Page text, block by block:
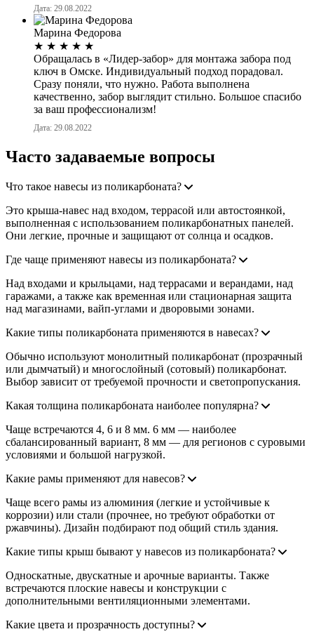
Дата: 29.08.2022
Марина Федорова
★ ★ ★ ★ ★
Обращалась в «Лидер-забор» для монтажа забора под
ключ в Омске. Индивидуальный подход порадовал.
Сразу поняли, что нужно. Работа выполнена
качественно, забор выглядит стильно. Большое спасибо
за ваш профессионализм!
Дата: 29.08.2022
Часто задаваемые вопросы
Что такое навесы из поликарбоната?
Это крыша-навес над входом, террасой или автостоянкой,
выполненная с использованием поликарбонатных панелей.
Они легкие, прочные и защищают от солнца и осадков.
Где чаще применяют навесы из поликарбоната?
Над входами и крыльцами, над террасами и верандами, над
гаражами, а также как временная или стационарная защита
над магазинами, вайп-углами и дворовыми зонами.
Какие типы поликарбоната применяются в навесах?
Обычно используют монолитный поликарбонат (прозрачный
или дымчатый) и многослойный (сотовый) поликарбонат.
Выбор зависит от требуемой прочности и светопропускания.
Какая толщина поликарбоната наиболее популярна?
Чаще встречаются 4, 6 и 8 мм. 6 мм — наиболее
сбалансированный вариант, 8 мм — для регионов с суровыми
условиями и большой нагрузкой.
Какие рамы применяют для навесов?
Чаще всего рамы из алюминия (легкие и устойчивые к
коррозии) или стали (прочнее, но требуют обработки от
ржавчины). Дизайн подбирают под общий стиль здания.
Какие типы крыш бывают у навесов из поликарбоната?
Односкатные, двускатные и арочные варианты. Также
встречаются плоские навесы и конструкции с
дополнительными вентиляционными элементами.
Какие цвета и прозрачность доступны?